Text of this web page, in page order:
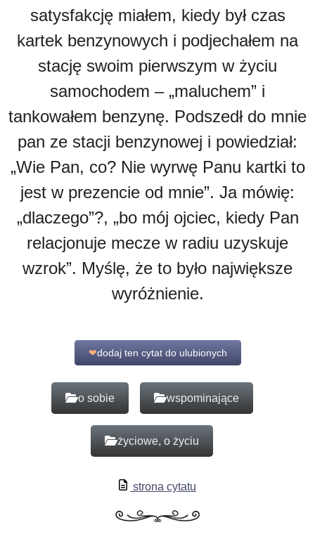
satysfakcję miałem, kiedy był czas
kartek benzynowych i podjechałem na
stację swoim pierwszym w życiu
samochodem – „maluchem” i
tankowałem benzynę. Podszedł do mnie
pan ze stacji benzynowej i powiedział:
„Wie Pan, co? Nie wyrwę Panu kartki to
jest w prezencie od mnie”. Ja mówię:
„dlaczego”?, „bo mój ojciec, kiedy Pan
relacjonuje mecze w radiu uzyskuje
wzrok”. Myślę, że to było największe
wyróżnienie.
❤dodaj ten cytat do ulubionych
o sobie wspominające
życiowe, o życiu
strona cytatu